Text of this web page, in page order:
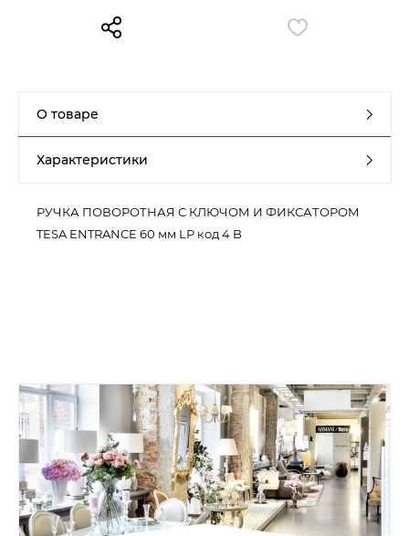
О товаре
Характеристики
РУЧКА ПОВОРОТНАЯ С КЛЮЧОМ И ФИКСАТОРОМ
TESA ENTRANCE 60 мм LP код 4 B